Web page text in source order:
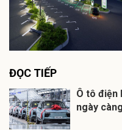
ĐỌC TIẾP
Ô tô điện
ngày